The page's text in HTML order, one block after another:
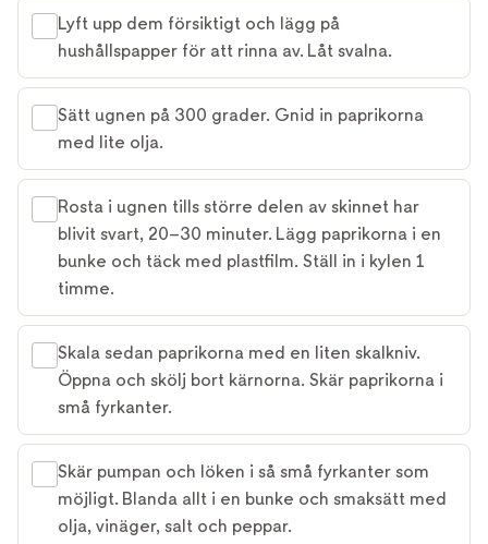
Lyft upp dem försiktigt och lägg på
hushållspapper för att rinna av. Låt svalna.
Sätt ugnen på 300 grader. Gnid in paprikorna
med lite olja.
Rosta i ugnen tills större delen av skinnet har
blivit svart, 20–30 minuter. Lägg paprikorna i en
bunke och täck med plastfilm. Ställ in i kylen 1
timme.
Skala sedan paprikorna med en liten skalkniv.
Öppna och skölj bort kärnorna. Skär paprikorna i
små fyrkanter.
Skär pumpan och löken i så små fyrkanter som
möjligt. Blanda allt i en bunke och smaksätt med
olja, vinäger, salt och peppar.